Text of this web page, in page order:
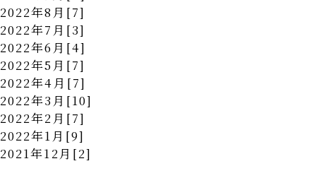
2022年8月[7]
2022年7月[3]
2022年6月[4]
2022年5月[7]
2022年4月[7]
2022年3月[10]
2022年2月[7]
2022年1月[9]
2021年12月[2]